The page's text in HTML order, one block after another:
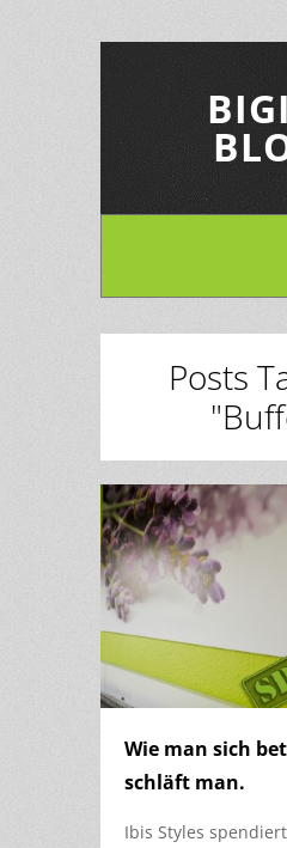
Posts
Wie man sich
schläft man.
Ibis Styles